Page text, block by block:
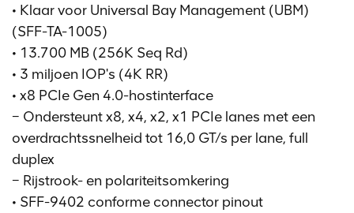
• Klaar voor Universal Bay Management (UBM)
(SFF-TA-1005)
• 13.700 MB (256K Seq Rd)
• 3 miljoen IOP's (4K RR)
• x8 PCIe Gen 4.0-hostinterface
− Ondersteunt x8, x4, x2, x1 PCIe lanes met een
overdrachtssnelheid tot 16,0 GT/s per lane, full
duplex
− Rijstrook- en polariteitsomkering
• SFF-9402 conforme connector pinout